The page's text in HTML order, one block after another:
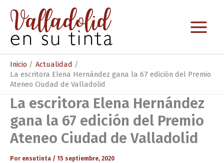
contenido
Inicio
Actualidad
La escritora Elena Hernández gana la 67 edición del Premio
Ateneo Ciudad de Valladolid
La escritora Elena Hernández
gana la 67 edición del Premio
Ateneo Ciudad de Valladolid
Por ensutinta / 15 septiembre, 2020